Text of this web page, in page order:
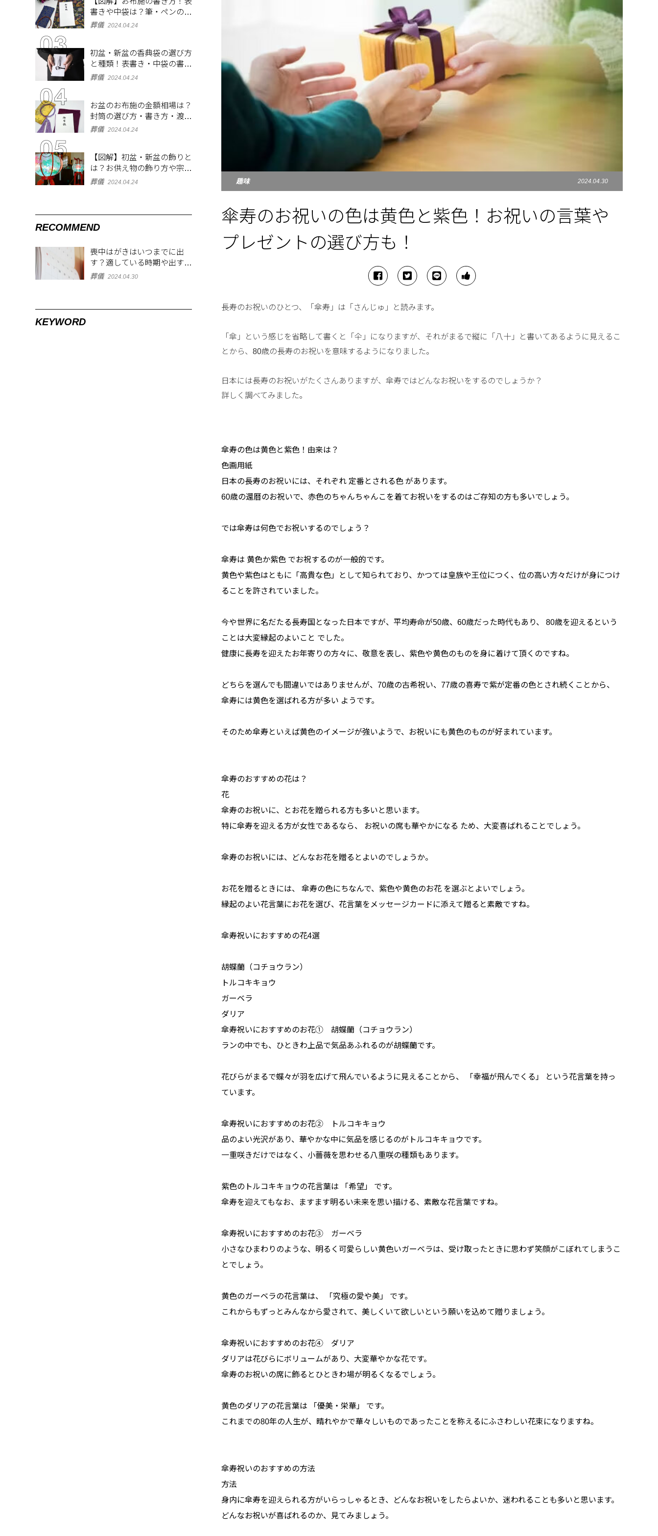
趣味 2024.04.30
傘寿のお祝いの色は黄色と紫色！お祝いの言葉や
プレゼントの選び方も！
長寿のお祝いのひとつ、「傘寿」は「さんじゅ」と読みます。
「傘」という感じを省略して書くと「仐」になりますが、それがまるで縦に「八十」と書いてあるように見えるこ
とから、80歳の長寿のお祝いを意味するようになりました。
日本には長寿のお祝いがたくさんありますが、傘寿ではどんなお祝いをするのでしょうか？
詳しく調べてみました。
傘寿の色は黄色と紫色！由来は？
色画用紙
日本の長寿のお祝いには、それぞれ 定番とされる色 があります。
60歳の還暦のお祝いで、赤色のちゃんちゃんこを着てお祝いをするのはご存知の方も多いでしょう。
では傘寿は何色でお祝いするのでしょう？
傘寿は 黄色か紫色 でお祝するのが一般的です。
黄色や紫色はともに「高貴な色」として知られており、かつては皇族や王位につく、位の高い方々だけが身につけ
ることを許されていました。
今や世界に名だたる長寿国となった日本ですが、平均寿命が50歳、60歳だった時代もあり、 80歳を迎えるという
ことは大変縁起のよいこと でした。
健康に長寿を迎えたお年寄りの方々に、敬意を表し、紫色や黄色のものを身に着けて頂くのですね。
どちらを選んでも間違いではありませんが、70歳の古希祝い、77歳の喜寿で紫が定番の色とされ続くことから、
傘寿には黄色を選ばれる方が多い ようです。
そのため傘寿といえば黄色のイメージが強いようで、お祝いにも黄色のものが好まれています。
傘寿のおすすめの花は？
花
傘寿のお祝いに、とお花を贈られる方も多いと思います。
特に傘寿を迎える方が女性であるなら、 お祝いの席も華やかになる ため、大変喜ばれることでしょう。
傘寿のお祝いには、どんなお花を贈るとよいのでしょうか。
お花を贈るときには、 傘寿の色にちなんで、紫色や黄色のお花 を選ぶとよいでしょう。
縁起のよい花言葉にお花を選び、花言葉をメッセージカードに添えて贈ると素敵ですね。
傘寿祝いにおすすめの花4選
胡蝶蘭（コチョウラン）
トルコキキョウ
ガーベラ
ダリア
傘寿祝いにおすすめのお花① 胡蝶蘭（コチョウラン）
ランの中でも、ひときわ上品で気品あふれるのが胡蝶蘭です。
花びらがまるで蝶々が羽を広げて飛んでいるように見えることから、 「幸福が飛んでくる」 という花言葉を持っ
ています。
傘寿祝いにおすすめのお花② トルコキキョウ
品のよい光沢があり、華やかな中に気品を感じるのがトルコキキョウです。
一重咲きだけではなく、小薔薇を思わせる八重咲の種類もあります。
紫色のトルコキキョウの花言葉は 「希望」 です。
傘寿を迎えてもなお、ますます明るい未来を思い描ける、素敵な花言葉ですね。
傘寿祝いにおすすめのお花③ ガーベラ
小さなひまわりのような、明るく可愛らしい黄色いガーベラは、受け取ったときに思わず笑顔がこぼれてしまうこ
とでしょう。
黄色のガーベラの花言葉は、 「究極の愛や美」 です。
これからもずっとみんなから愛されて、美しくいて欲しいという願いを込めて贈りましょう。
傘寿祝いにおすすめのお花④ ダリア
ダリアは花びらにボリュームがあり、大変華やかな花です。
傘寿のお祝いの席に飾るとひときわ場が明るくなるでしょう。
黄色のダリアの花言葉は 「優美・栄華」 です。
これまでの80年の人生が、晴れやかで華々しいものであったことを称えるにふさわしい花束になりますね。
傘寿祝いのおすすめの方法
方法
身内に傘寿を迎えられる方がいらっしゃるとき、どんなお祝いをしたらよいか、迷われることも多いと思います。
どんなお祝いが喜ばれるのか、見てみましょう。
書きや中袋は？筆・ペンのマ
ナーとよくあるQ&A集
葬儀 2024.04.24
初盆・新盆の香典袋の選び方
と種類！表書き・中袋の書き
方、お札の入れ方も
葬儀 2024.04.24
お盆のお布施の金額相場は？
封筒の選び方・書き方・渡し
方も解説
葬儀 2024.04.24
【図解】初盆・新盆の飾りと
は？お供え物の飾り方や宗派
ごとの違いを解説！
葬儀 2024.04.24
RECOMMEND
喪中はがきはいつまでに出
す？適している時期や出す範
囲を解説！
葬儀 2024.04.30
KEYWORD